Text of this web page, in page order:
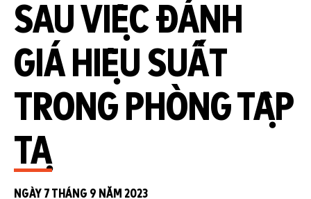
SAU VIỆC ĐÁNH
GIÁ HIỆU SUẤT
TRONG PHÒNG TẬP
TẠ
NGÀY 7 THÁNG 9 NĂM 2023